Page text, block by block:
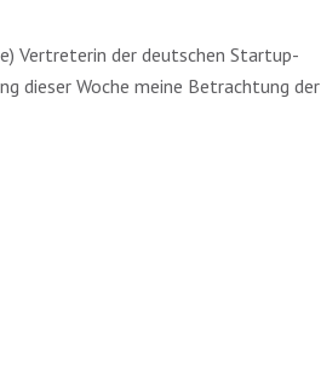
Vertreterin der deutschen Startup-
dieser Woche meine Betrachtung der